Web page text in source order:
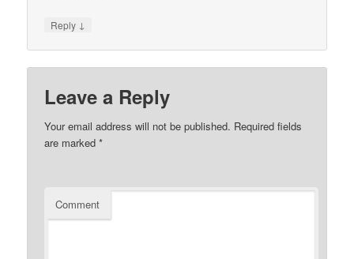
Reply ↓
Leave a Reply
Your email address will not be published. Required fields
are marked*
Comment